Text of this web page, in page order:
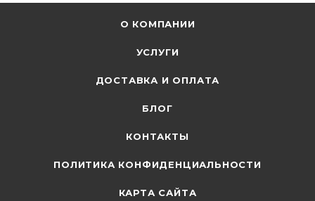
О КОМПАНИИ
УСЛУГИ
ДОСТАВКА И ОПЛАТА
БЛОГ
КОНТАКТЫ
ПОЛИТИКА КОНФИДЕНЦИАЛЬНОСТИ
КАРТА САЙТА